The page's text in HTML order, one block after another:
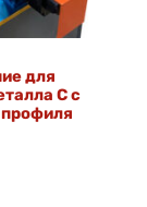
для
C с
профиля